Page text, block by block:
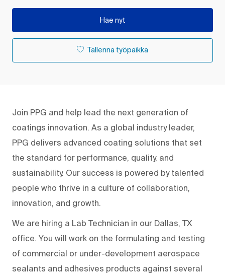
Hae nyt
Tallenna työpaikka
Join PPG and help lead the next generation of
coatings innovation. As a global industry leader,
PPG delivers advanced coating solutions that set
the standard for performance, quality, and
sustainability. Our success is powered by talented
people who thrive in a culture of collaboration,
innovation, and growth.
We are hiring a Lab Technician in our Dallas, TX
office. You will work on the formulating and testing
of commercial or under-development aerospace
sealants and adhesives products against several